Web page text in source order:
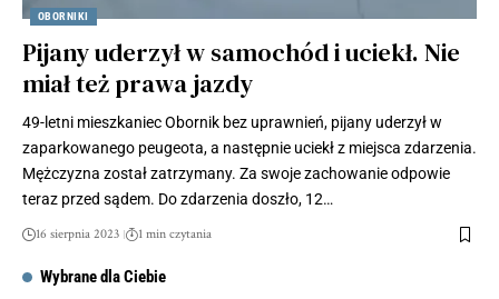
OBORNIKI
Pijany uderzył w samochód i uciekł. Nie
miał też prawa jazdy
49-letni mieszkaniec Obornik bez uprawnień, pijany uderzył w
zaparkowanego peugeota, a następnie uciekł z miejsca zdarzenia.
Mężczyzna został zatrzymany. Za swoje zachowanie odpowie
teraz przed sądem. Do zdarzenia doszło, 12…
16 sierpnia 2023 1 min czytania
Wybrane dla Ciebie